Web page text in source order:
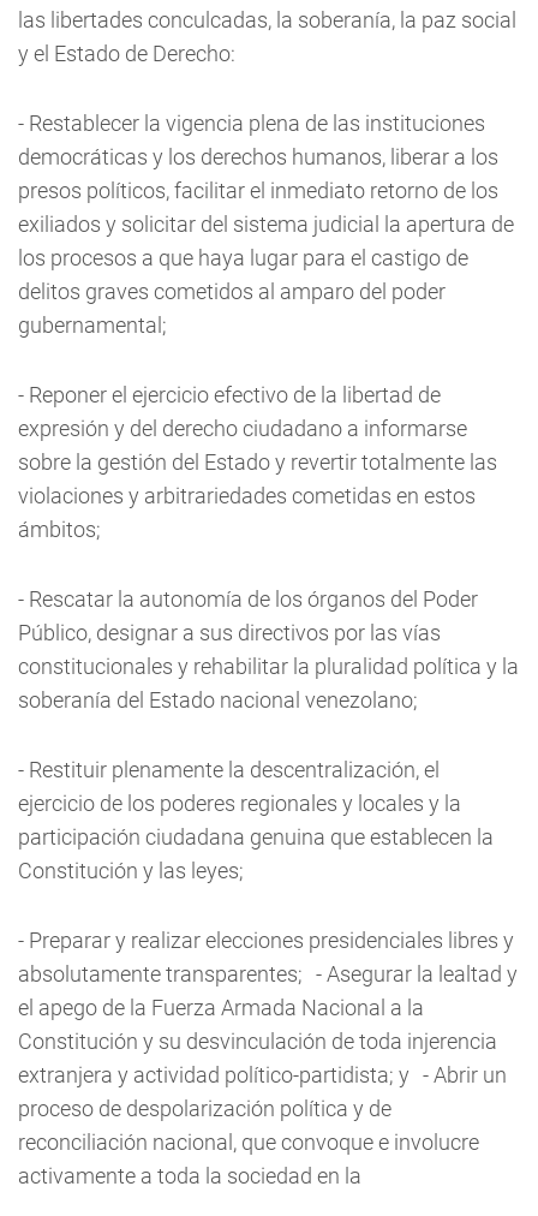
las libertades conculcadas, la soberanía, la paz social
y el Estado de Derecho:
- Restablecer la vigencia plena de las instituciones
democráticas y los derechos humanos, liberar a los
presos políticos, facilitar el inmediato retorno de los
exiliados y solicitar del sistema judicial la apertura de
los procesos a que haya lugar para el castigo de
delitos graves cometidos al amparo del poder
gubernamental;
- Reponer el ejercicio efectivo de la libertad de
expresión y del derecho ciudadano a informarse
sobre la gestión del Estado y revertir totalmente las
violaciones y arbitrariedades cometidas en estos
ámbitos;
- Rescatar la autonomía de los órganos del Poder
Público, designar a sus directivos por las vías
constitucionales y rehabilitar la pluralidad política y la
soberanía del Estado nacional venezolano;
- Restituir plenamente la descentralización, el
ejercicio de los poderes regionales y locales y la
participación ciudadana genuina que establecen la
Constitución y las leyes;
- Preparar y realizar elecciones presidenciales libres y
absolutamente transparentes; - Asegurar la lealtad y
el apego de la Fuerza Armada Nacional a la
Constitución y su desvinculación de toda injerencia
extranjera y actividad político-partidista; y - Abrir un
proceso de despolarización política y de
reconciliación nacional, que convoque e involucre
activamente a toda la sociedad en la